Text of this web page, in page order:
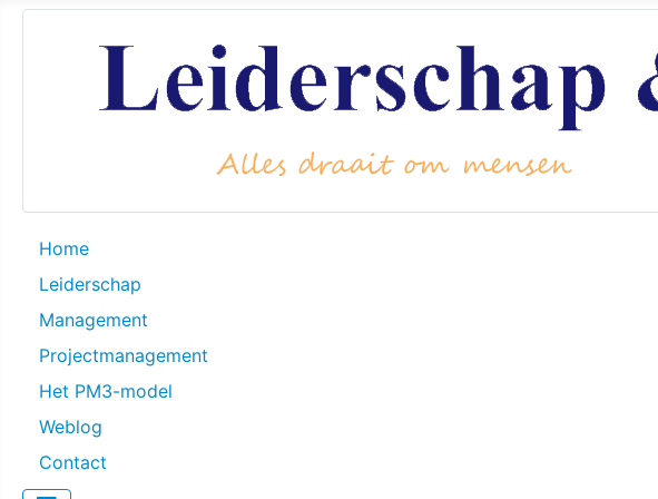
Home
Leiderschap
Management
Projectmanagement
Het PM3-model
Weblog
Contact